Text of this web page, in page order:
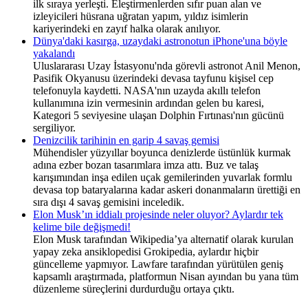
ilk sıraya yerleşti. Eleştirmenlerden sıfır puan alan ve
izleyicileri hüsrana uğratan yapım, yıldız isimlerin
kariyerindeki en zayıf halka olarak anılıyor.
Dünya'daki kasırga, uzaydaki astronotun iPhone'una böyle
yakalandı
Uluslararası Uzay İstasyonu'nda görevli astronot Anil Menon,
Pasifik Okyanusu üzerindeki devasa tayfunu kişisel cep
telefonuyla kaydetti. NASA'nın uzayda akıllı telefon
kullanımına izin vermesinin ardından gelen bu karesi,
Kategori 5 seviyesine ulaşan Dolphin Fırtınası'nın gücünü
sergiliyor.
Denizcilik tarihinin en garip 4 savaş gemisi
Mühendisler yüzyıllar boyunca denizlerde üstünlük kurmak
adına ezber bozan tasarımlara imza attı. Buz ve talaş
karışımından inşa edilen uçak gemilerinden yuvarlak formlu
devasa top bataryalarına kadar askeri donanmaların ürettiği en
sıra dışı 4 savaş gemisini inceledik.
Elon Musk’ın iddialı projesinde neler oluyor? Aylardır tek
kelime bile değişmedi!
Elon Musk tarafından Wikipedia’ya alternatif olarak kurulan
yapay zeka ansiklopedisi Grokipedia, aylardır hiçbir
güncelleme yapmıyor. Lawfare tarafından yürütülen geniş
kapsamlı araştırmada, platformun Nisan ayından bu yana tüm
düzenleme süreçlerini durdurduğu ortaya çıktı.